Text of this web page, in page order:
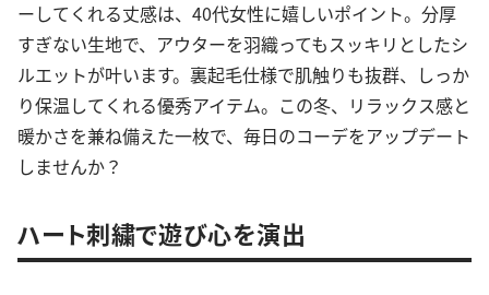
ーしてくれる丈感は、40代女性に嬉しいポイント。分厚
すぎない生地で、アウターを羽織ってもスッキリとしたシ
ルエットが叶います。裏起毛仕様で肌触りも抜群、しっか
り保温してくれる優秀アイテム。この冬、リラックス感と
暖かさを兼ね備えた一枚で、毎日のコーデをアップデート
しませんか？
ハート刺繍で遊び心を演出